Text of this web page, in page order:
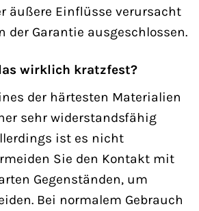
äußere Einflüsse verursacht
der Garantie ausgeschlossen.
wirklich kratzfest?
der härtesten Materialien
sehr widerstandsfähig
ist es nicht
Sie den Kontakt mit
Gegenständen, um
Bei normalem Gebrauch